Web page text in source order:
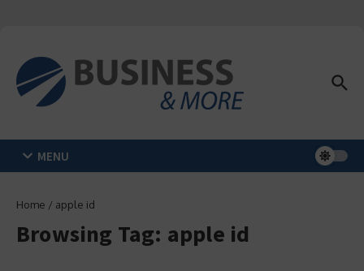
MENU
Home / apple id
Browsing Tag: apple id